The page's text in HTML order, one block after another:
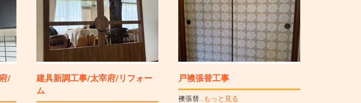
/
建具新調工事/太宰府/リフォー
ム
戸襖張替工事
襖張替…もっと見る